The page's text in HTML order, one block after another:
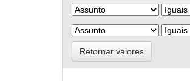
Retornar valores